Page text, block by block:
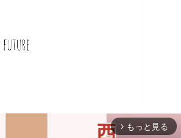
arrow_forward_ios もっと見る